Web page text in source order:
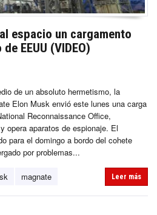
espacio un cargamento
EEUU (VIDEO)
de un absoluto hermetismo, la
Elon Musk envió este lunes una carga
Reconnaissance Office,
opera aparatos de espionaje. El
para el domingo a bordo del cohete
por problemas...
magnate Leer más